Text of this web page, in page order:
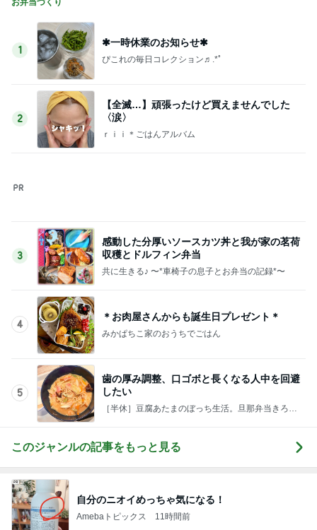
4
＊お肉屋さんからも誕生日プレゼント＊
みかぱちこ家のおうちでごはん
5
歯の厚み調整、口ゴボと長くなる人中を回避
したい
［半休］豆腐あたまのぼっち生活。旦那弁当きろく
自分のニオイめっちゃ気になる！
Amebaトピックス 11時間前
亡くなった友達の命日を知らない夫
Amebaトピックス 1日前
上原さくら 娘の朝ごはんのブドウ
Amebaトピックス 2日前
Amebaトピックス 15時間前
今すぐ着られる服の超目玉セール
Amebaトピックス 1日前